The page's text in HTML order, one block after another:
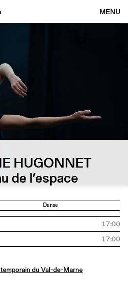
MENU
HUGONNET
de l’espace
Danse
17:00
17:00
du Val-de-Marne